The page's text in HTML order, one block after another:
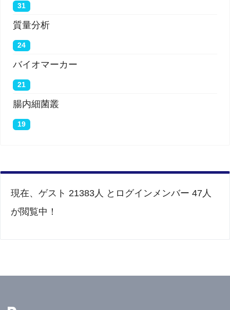
31
質量分析
24
バイオマーカー
21
腸内細菌叢
19
現在、ゲスト 21383人 とログインメンバー 47人
が閲覧中！